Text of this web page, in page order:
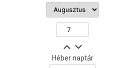
Héber naptár